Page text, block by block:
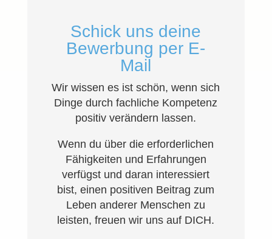
Schick uns deine
Bewerbung per E-
Mail
Wir wissen es ist schön, wenn sich
Dinge durch fachliche Kompetenz
positiv verändern lassen.
Wenn du über die erforderlichen
Fähigkeiten und Erfahrungen
verfügst und daran interessiert
bist, einen positiven Beitrag zum
Leben anderer Menschen zu
leisten, freuen wir uns auf DICH.